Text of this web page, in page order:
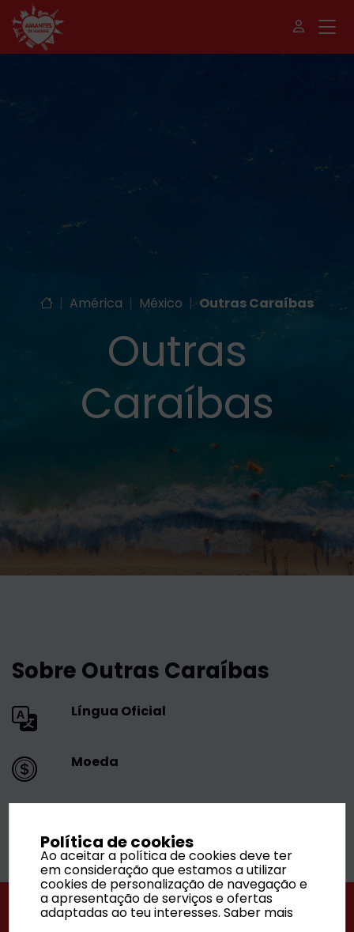
| América | México | Outras Caraíbas
Outras
Caraíbas
Sobre Outras Caraíbas
Língua Oficial
Moeda
Política de cookies
Ao aceitar a política de cookies deve ter
em consideração que estamos a utilizar
cookies de personalização de navegação e
a apresentação de serviços e ofertas
adaptadas ao teu interesses.Saber mais